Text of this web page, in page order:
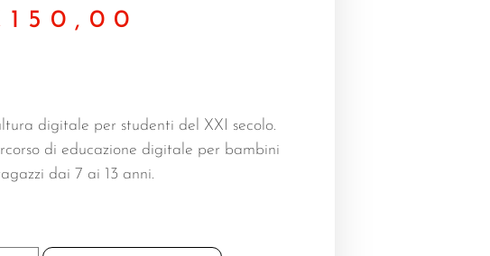
150,00
digitale per studenti del XXI secolo.
di educazione digitale per bambini
dai 7 ai 13 anni.